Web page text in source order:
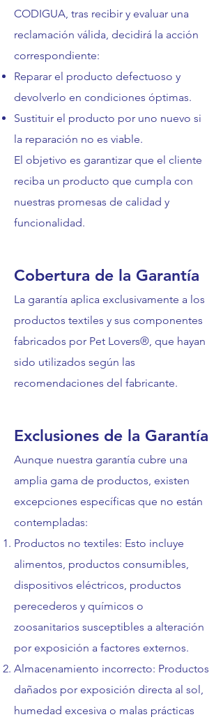
CODIGUA, tras recibir y evaluar una
reclamación válida, decidirá la acción
correspondiente:
Reparar el producto defectuoso y
devolverlo en condiciones óptimas.
Sustituir el producto por uno nuevo si
la reparación no es viable.
El objetivo es garantizar que el cliente
reciba un producto que cumpla con
nuestras promesas de calidad y
funcionalidad.
Cobertura de la Garantía
La garantía aplica exclusivamente a los
productos textiles y sus componentes
fabricados por Pet Lovers®, que hayan
sido utilizados según las
recomendaciones del fabricante.
Exclusiones de la Garantía
Aunque nuestra garantía cubre una
amplia gama de productos, existen
excepciones específicas que no están
contempladas:
Productos no textiles: Esto incluye
alimentos, productos consumibles,
dispositivos eléctricos, productos
perecederos y químicos o
zoosanitarios susceptibles a alteración
por exposición a factores externos.
Almacenamiento incorrecto: Productos
dañados por exposición directa al sol,
humedad excesiva o malas prácticas